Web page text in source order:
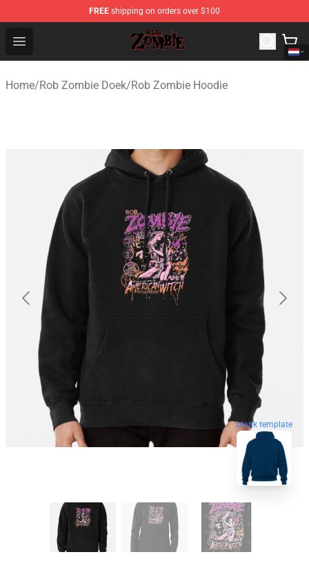
FREE shipping on orders over $100
Open menu
Rob Zombie Shop - Official Rob Zombie Merchandise
Home/Rob Zombie Doek/Rob Zombie Hoodie
blank template